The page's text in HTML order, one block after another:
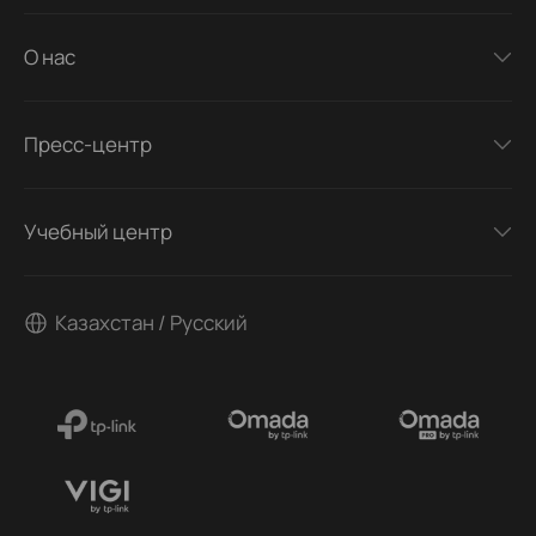
О нас
Пресс-центр
Учебный центр
Казахстан / Русский